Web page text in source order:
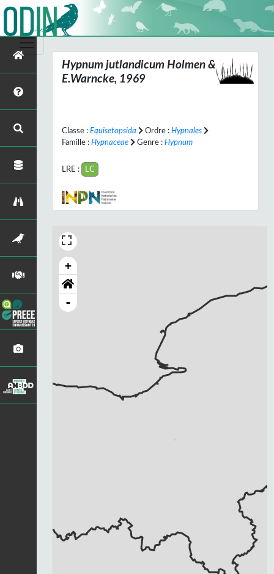
Hypnum jutlandicum Holmen &
E.Warncke, 1969
Classe : Equisetopsida Ordre : Hypnales
Famille : Hypnaceae Genre : Hypnum
LRE : LC
+
-